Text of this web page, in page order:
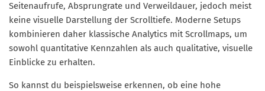
Seitenaufrufe, Absprungrate und Verweildauer, jedoch meist
keine visuelle Darstellung der Scrolltiefe. Moderne Setups
kombinieren daher klassische Analytics mit Scrollmaps, um
sowohl quantitative Kennzahlen als auch qualitative, visuelle
Einblicke zu erhalten.
So kannst du beispielsweise erkennen, ob eine hohe